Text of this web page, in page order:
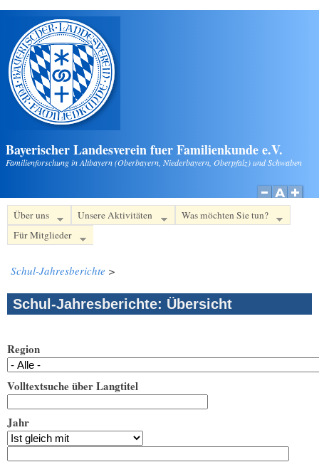
Direkt zum Inhalt
Bayerischer Landesverein fuer Familienkunde e.V.
Familienforschung in Altbayern (Oberbayern, Niederbayern, Oberpfalz) und Schwaben
Über uns Unsere Aktivitäten
Was möchten Sie tun?
Für Mitglieder
Schul-Jahresberichte >
Schul-Jahresberichte: Übersicht
Region
Volltextsuche über Langtitel
Jahr